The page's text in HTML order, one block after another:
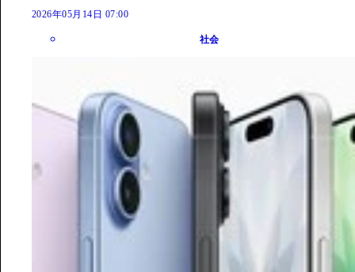
2026年05月14日 07:00
社会